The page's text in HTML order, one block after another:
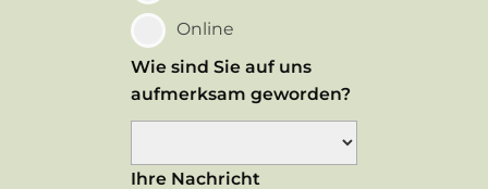
Online
Wie sind Sie auf uns
aufmerksam geworden?
Ihre Nachricht